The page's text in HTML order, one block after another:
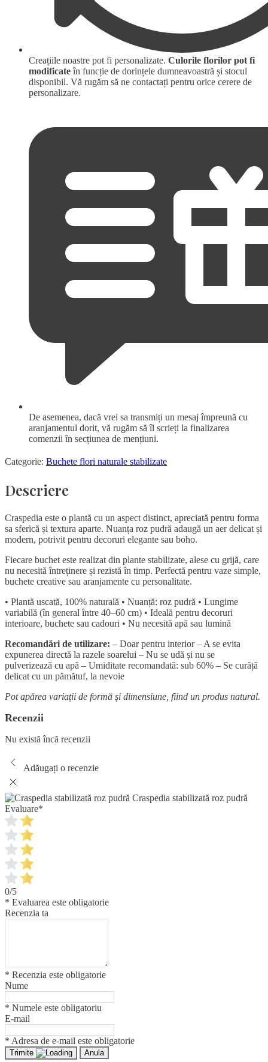
Creațiile noastre pot fi personalizate. Culorile florilor pot fi
modificateîn funcție de dorințele dumneavoastră și stocul
disponibil. Vă rugăm să ne contactați pentru orice cerere de
personalizare.
De asemenea, dacă vrei sa transmiți un mesaj împreună cu
aranjamentul dorit, vă rugăm să îl scrieți la finalizarea
comenzii în secțiunea de mențiuni.
Categorie: Buchete flori naturale stabilizate
Descriere
Craspedia este o plantă cu un aspect distinct, apreciată pentru forma
sa sferică și textura aparte. Nuanța roz pudră adaugă un aer delicat și
modern, potrivit pentru decoruri elegante sau boho.
Fiecare buchet este realizat din plante stabilizate, alese cu grijă, care
nu necesită întreținere și rezistă în timp. Perfectă pentru vaze simple,
buchete creative sau aranjamente cu personalitate.
• Plantă uscată, 100% naturală • Nuanță: roz pudră • Lungime
variabilă (în general între 40–60 cm) • Ideală pentru decoruri
interioare, buchete sau cadouri • Nu necesită apă sau lumină
Recomandări de utilizare: – Doar pentru interior – A se evita
expunerea directă la razele soarelui – Nu se udă și nu se
pulverizează cu apă – Umiditate recomandată: sub 60% – Se curăță
delicat cu un pămătuf, la nevoie
Pot apărea variații de formă și dimensiune, fiind un produs natural.
Recenzii
Nu există încă recenzii
Adăugați o recenzie
Craspedia stabilizată roz pudră
Evaluare*
0/5
* Evaluarea este obligatorie
Recenzia ta
* Recenzia este obligatorie
Nume
* Numele este obligatoriu
E-mail
* Adresa de e-mail este obligatorie
Trimite Anula